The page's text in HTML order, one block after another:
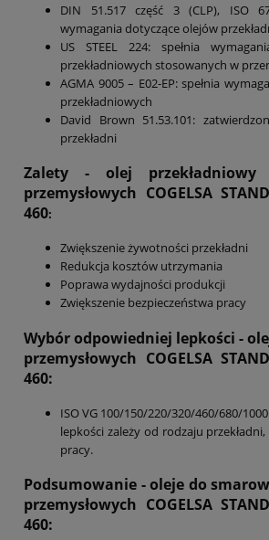
DIN 51.517 część 3 (CLP), ISO
wymagania dotyczące olejów
US STEEL 224: spełnia
przekładniowych stosowanych w
AGMA 9005 – E02-EP: spełnia
przekładniowych
David Brown 51.53.101:
przekładni
Zalety - olej przekładniowy
przemysłowych COGELSA
460:
Zwiększenie żywotności przekładni
Redukcja kosztów utrzymania
Poprawa wydajności produkcji
Zwiększenie bezpieczeństwa pracy
Wybór odpowiedniej lepkości -
przemysłowych COGELSA
460:
ISO VG 100/150/220/320/460/680/
lepkości zależy od rodzaju
pracy.
Podsumowanie - oleje do
przemysłowych COGELSA
460: